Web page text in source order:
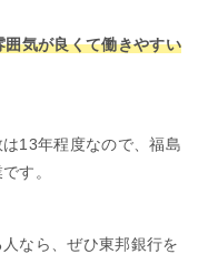
気が良くて働きやすい
13年程度なので、福島
す。
なら、ぜひ東邦銀行を